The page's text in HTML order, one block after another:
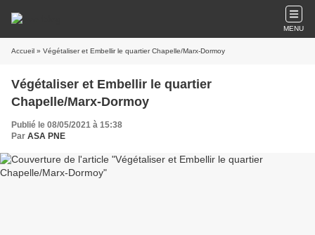
MENU
Accueil » Végétaliser et Embellir le quartier Chapelle/Marx-Dormoy
Végétaliser et Embellir le quartier
Chapelle/Marx-Dormoy
Publié le 08/05/2021 à 15:38
Par ASA PNE